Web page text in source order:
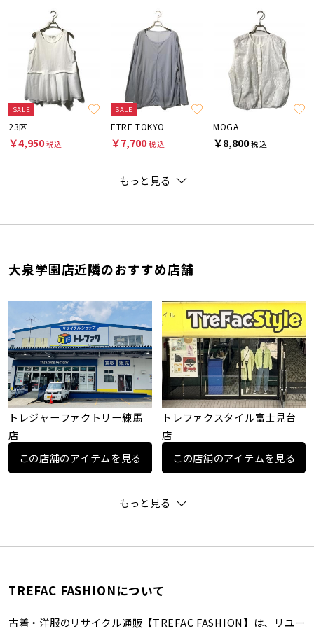
SALE
23区
￥4,950税込
SALE
ETRE TOKYO
￥7,700税込
MOGA
￥8,800税込
もっと見る
大泉学園店近隣のおすすめ店舗
トレジャーファクトリー練馬
店
この店舗のアイテムを見る
トレファクスタイル富士見台
店
この店舗のアイテムを見る
もっと見る
TREFAC FASHIONについて
古着・洋服のリサイクル通販【TREFAC FASHION】は、リユー